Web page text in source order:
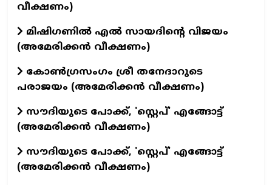
വീക്ഷണം)
മിഷിഗണിൽ എൽ സായദിന്റെ വിജയം
(അമേരിക്കൻ വീക്ഷണം)
കോൺഗ്രസംഗം ശ്രീ തനേദാറുടെ
പരാജയം (അമേരിക്കൻ വീക്ഷണം)
സൗദിയുടെ പോക്ക്, 'സ്റ്റെപ്' എങ്ങോട്ട്
(അമേരിക്കൻ വീക്ഷണം)
സൗദിയുടെ പോക്ക്, 'സ്റ്റെപ്' എങ്ങോട്ട്
(അമേരിക്കൻ വീക്ഷണം)